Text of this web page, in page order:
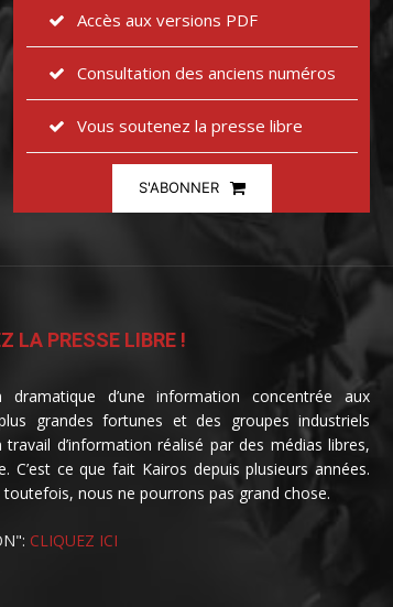
Accès aux versions PDF
Consultation des anciens numéros
Vous soutenez la presse libre
S'ABONNER
LA PRESSE LIBRE !
dramatique d’une information concentrée aux
grandes fortunes et des groupes industriels
travail d’information réalisé par des médias libres,
C’est ce que fait Kairos depuis plusieurs années.
toutefois, nous ne pourrons pas grand chose.
CLIQUEZ ICI